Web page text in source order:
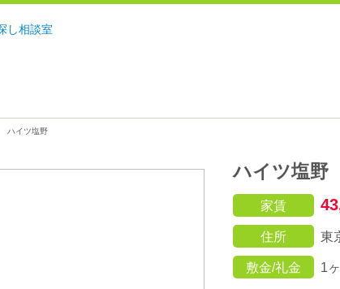
ハイツ塩野
ハイツ塩野
家賃
住所 東
敷金/礼金 1